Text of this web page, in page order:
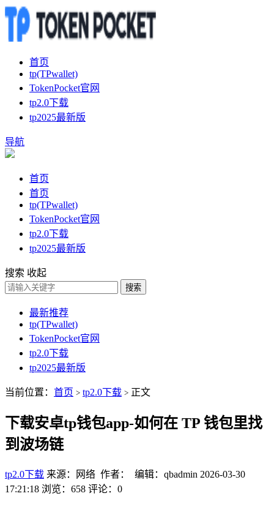
首页
tp(TPwallet)
TokenPocket官网
tp2.0下载
tp2025最新版
导航
首页
首页
tp(TPwallet)
TokenPocket官网
tp2.0下载
tp2025最新版
搜索 收起
搜索
最新推荐
tp(TPwallet)
TokenPocket官网
tp2.0下载
tp2025最新版
当前位置： 首页 > tp2.0下载 > 正文
下载安卓tp钱包app-如何在 TP 钱包里找
到波场链
tp2.0下载 来源：网络 作者： 编辑：qbadmin 2026-03-30
17:21:18 浏览：658 评论：0